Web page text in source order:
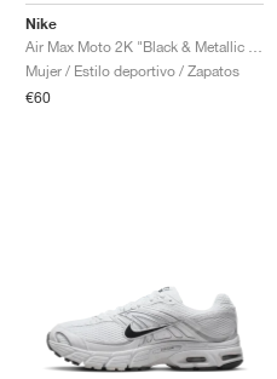
Nike
Mujer / Estilo deportivo / Zapatos
€60